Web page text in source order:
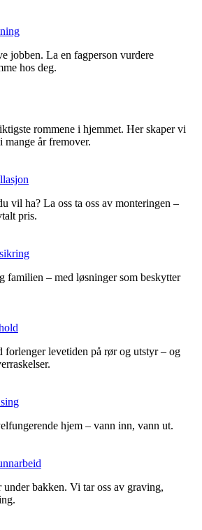
jobben. La en fagperson vurdere
hos deg.
rommene i hjemmet. Her skaper vi
år fremover.
vil ha? La oss ta oss av monteringen –
pris.
familien – med løsninger som beskytter
forlenger levetiden på rør og utstyr – og
hjem – vann inn, vann ut.
under bakken. Vi tar oss av graving,